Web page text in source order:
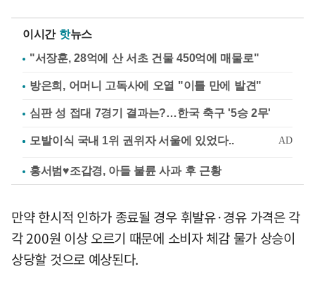
이시간 핫뉴스
"서장훈, 28억에 산 서초 건물 450억에 매물로"
방은희, 어머니 고독사에 오열 "이틀 만에 발견"
심판 성 접대 7경기 결과는?…한국 축구 '5승 2무'
홍서범♥조갑경, 아들 불륜 사과 후 근황
만약 한시적 인하가 종료될 경우 휘발유·경유 가격은 각
각 200원 이상 오르기 때문에 소비자 체감 물가 상승이
상당할 것으로 예상된다.